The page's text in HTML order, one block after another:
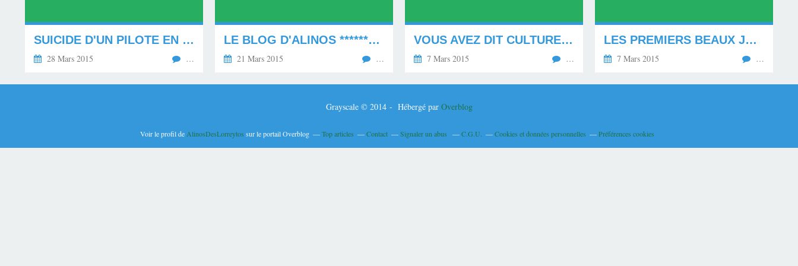
SUICIDE D'UN PILOTE EN PLEIN VOL. ******************
28 Mars 2015 …
LE BLOG D'ALINOS **********
21 Mars 2015 …
VOUS AVEZ DIT CULTURE ? *********
7 Mars 2015 …
LES PREMIERS BEAUX JOURS. ********
7 Mars 2015 …
Grayscale © 2014 - Hébergé par Overblog
Voir le profil de AlinosDesLorreytos sur le portail Overblog Top articles Contact Signaler un abus C.G.U. Cookies et données personnelles Préférences cookies